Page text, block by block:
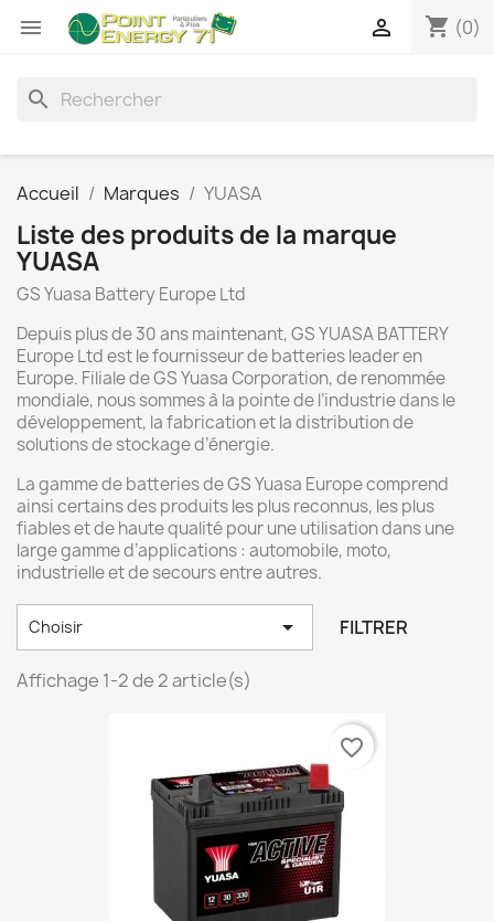
 shopping_cart (0)

search
Accueil Marques YUASA
Liste des produits de la marque
YUASA
GS Yuasa Battery Europe Ltd
Depuis plus de 30 ans maintenant, GS YUASA BATTERY
Europe Ltd est le fournisseur de batteries leader en
Europe. Filiale de GS Yuasa Corporation, de renommée
mondiale, nous sommes à la pointe de l’industrie dans le
développement, la fabrication et la distribution de
solutions de stockage d’énergie.
La gamme de batteries de GS Yuasa Europe comprend
ainsi certains des produits les plus reconnus, les plus
fiables et de haute qualité pour une utilisation dans une
large gamme d’applications : automobile, moto,
industrielle et de secours entre autres.
Choisir  FILTRER
Affichage 1-2 de 2 article(s)
favorite_border